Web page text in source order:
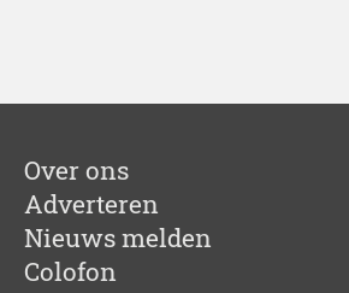
Over ons
Adverteren
Nieuws melden
Colofon